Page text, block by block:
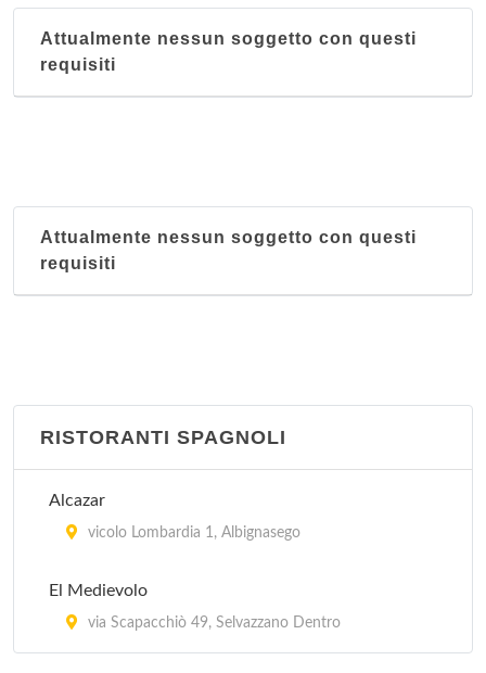
Attualmente nessun soggetto con questi
requisiti
Attualmente nessun soggetto con questi
requisiti
RISTORANTI SPAGNOLI
Alcazar
vicolo Lombardia 1, Albignasego
El Medievolo
via Scapacchiò 49, Selvazzano Dentro